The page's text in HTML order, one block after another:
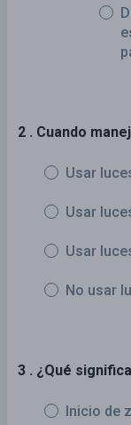
2 . Cuando
Usar
Usar
Usar
No usar
3 . ¿Qué
Inicio de